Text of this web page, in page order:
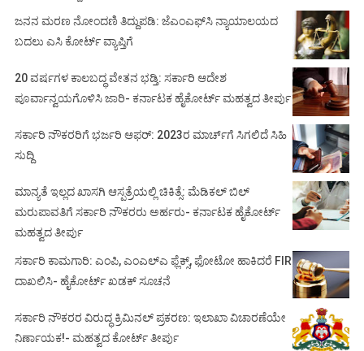
ಜನನ ಮರಣ ನೋಂದಣಿ ತಿದ್ದುಪಡಿ: ಜೆಎಂಎಫ್‌ಸಿ ನ್ಯಾಯಾಲಯದ
ಬದಲು ಎಸಿ ಕೋರ್ಟ್‌ ವ್ಯಾಪ್ತಿಗೆ
20 ವರ್ಷಗಳ ಕಾಲಬದ್ಧ ವೇತನ ಭಡ್ತಿ: ಸರ್ಕಾರಿ ಆದೇಶ
ಪೂರ್ವಾನ್ವಯಗೊಳಿಸಿ ಜಾರಿ- ಕರ್ನಾಟಕ ಹೈಕೋರ್ಟ್ ಮಹತ್ವದ ತೀರ್ಪು
ಸರ್ಕಾರಿ ನೌಕರರಿಗೆ ಭರ್ಜರಿ ಆಫರ್: 2023ರ ಮಾರ್ಚ್‌ಗೆ ಸಿಗಲಿದೆ ಸಿಹಿ
ಸುದ್ದಿ
ಮಾನ್ಯತೆ ಇಲ್ಲದ ಖಾಸಗಿ ಆಸ್ಪತ್ರೆಯಲ್ಲಿ ಚಿಕಿತ್ಸೆ: ಮೆಡಿಕಲ್ ಬಿಲ್
ಮರುಪಾವತಿಗೆ ಸರ್ಕಾರಿ ನೌಕರರು ಅರ್ಹರು- ಕರ್ನಾಟಕ ಹೈಕೋರ್ಟ್
ಮಹತ್ವದ ತೀರ್ಪು
ಸರ್ಕಾರಿ ಕಾಮಗಾರಿ: ಎಂಪಿ, ಎಂಎಲ್‌ಎ ಫ್ಲೆಕ್ಸ್‌, ಫೋಟೋ ಹಾಕಿದರೆ FIR
ದಾಖಲಿಸಿ- ಹೈಕೋರ್ಟ್‌ ಖಡಕ್ ಸೂಚನೆ
ಸರ್ಕಾರಿ ನೌಕರರ ವಿರುದ್ಧ ಕ್ರಿಮಿನಲ್ ಪ್ರಕರಣ: ಇಲಾಖಾ ವಿಚಾರಣೆಯೇ
ನಿರ್ಣಾಯಕ!- ಮಹತ್ವದ ಕೋರ್ಟ್ ತೀರ್ಪು